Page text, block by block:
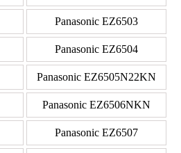
Panasonic EZ6503
Panasonic EZ6504
Panasonic EZ6505N22KN
Panasonic EZ6506NKN
Panasonic EZ6507